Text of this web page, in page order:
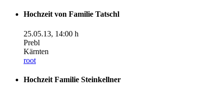
Hochzeit von Familie Tatschl
25.05.13, 14:00 h
Prebl
Kärnten
root
Hochzeit Familie Steinkellner